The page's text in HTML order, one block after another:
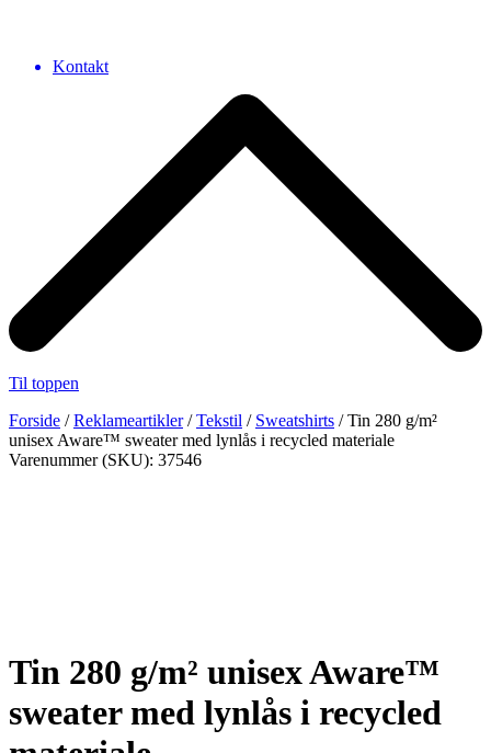
Kontakt
Til toppen
Forside /Reklameartikler/Tekstil / Sweatshirts / Tin 280 g/m²
unisex Aware™ sweater med lynlås i recycled materiale
Varenummer (SKU): 37546
Tin 280 g/m² unisex Aware™
sweater med lynlås i recycled